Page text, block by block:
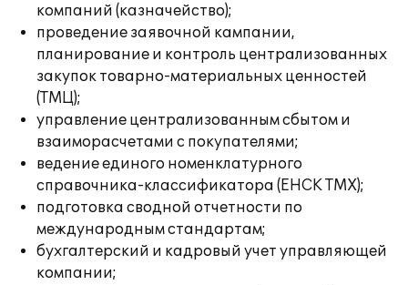
компаний (казначейство);
проведение заявочной кампании,
планирование и контроль централизованных
закупок товарно-материальных ценностей
(ТМЦ);
управление централизованным сбытом и
взаиморасчетами с покупателями;
ведение единого номенклатурного
справочника-классификатора (ЕНСК ТМХ);
подготовка сводной отчетности по
международным стандартам;
бухгалтерский и кадровый учет управляющей
компании;